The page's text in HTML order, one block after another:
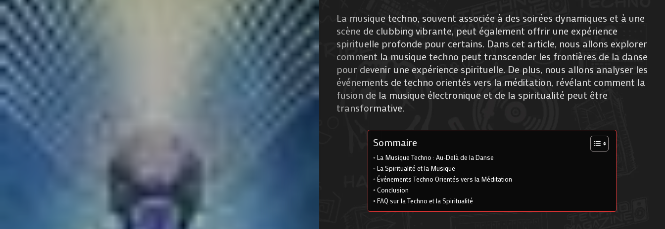
La musique techno, souvent associée à des soirées dynamiques et à une
scène de clubbing vibrante, peut également offrir une expérience
spirituelle profonde pour certains. Dans cet article, nous allons explorer
comment la musique techno peut transcender les frontières de la danse
pour devenir une expérience spirituelle. De plus, nous allons analyser les
événements de techno orientés vers la méditation, révélant comment la
fusion de la musique électronique et de la spiritualité peut être
transformative.
Sommaire
La Musique Techno : Au-Delà de la Danse
La Spiritualité et la Musique
Événements Techno Orientés vers la Méditation
Conclusion
FAQ sur la Techno et la Spiritualité